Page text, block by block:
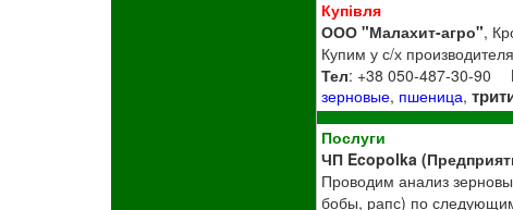
Купівля
ООО "Малахит-агро",
Купим у с/х
Тел: +38 050-487-30-90
зерновые, пшеница,
Послуги
ЧП Ecopolka
Проводим анализ
бобы, рапс) по